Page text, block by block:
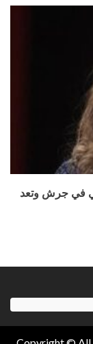
في جرش وتعد